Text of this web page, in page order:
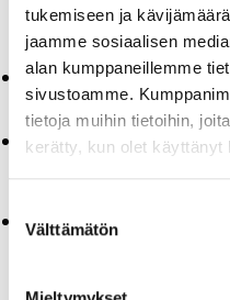
tukemiseen ja
jaamme sosiaalisen
alan kumppaneillemme
sivustoamme.
tietoja muihin tietoihin,
kerätty, kun olet käyttänyt
valinta
Välttämätön
Haku:
Selaat Sydänsairaala-
Sivut